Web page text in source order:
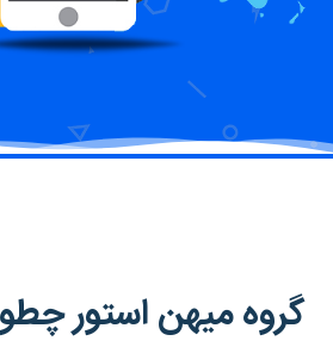
گروه میهن استور